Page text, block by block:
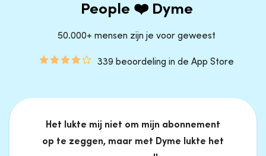
People ❤️ Dyme
50.000+ mensen zijn je voor geweest
339 beoordeling in de App Store
Het lukte mij niet om mijn abonnement
op te zeggen, maar met Dyme lukte het